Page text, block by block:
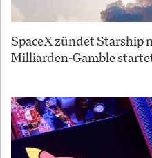
SpaceX zündet Starship
Milliarden-Gamble